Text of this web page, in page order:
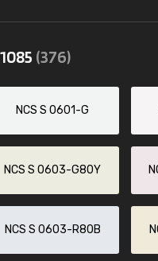
(376)
NCS S 0601-G
NCS S 0603-G80Y
NCS S 0603-R80B